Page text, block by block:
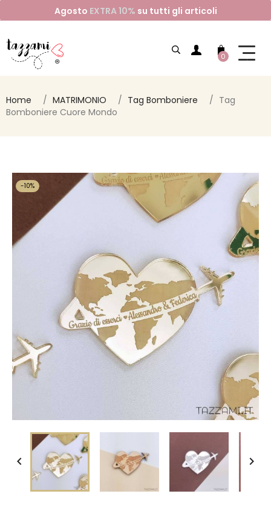
Agosto EXTRA 10% su tutti gli articoli
0
Home MATRIMONIO Tag Bomboniere
Tag
Bomboniere Cuore Mondo
-10%
 